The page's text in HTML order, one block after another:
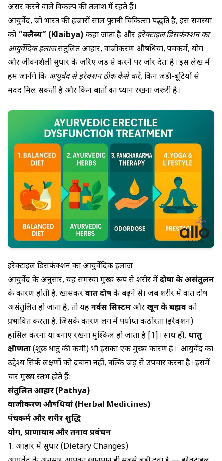
असर करने वाले विकल्प की तलाश में रहते हैं।
आयुर्वेद, जो भारत की हजारों साल पुरानी चिकित्सा पद्धति है, इस समस्या
को “क्लैब्य” (Klaibya) कहा जाता है और इरेक्टाइल डिसफंक्शन का
आयुर्वेदिक इलाजसंतुलित आहार, वाजीकरण औषधियां, पंचकर्म, योग
और जीवनशैली सुधार के जरिए जड़ से करने पर जोर देता है। इस लेख में
हम जानेंगे कि आयुर्वेद से इरेक्शन ठीक कैसे करें, किन जड़ी-बूटियों से
मदद मिल सकती है और किन बातों का ध्यान रखना जरूरी है।
इरेक्टाइल डिसफंक्शन का आयुर्वेदिक इलाज
आयुर्वेद के अनुसार, यह समस्या मुख्य रूप से शरीर मेंदोषों के असंतुलन
के कारण होती है, खासकरवात दोषके बढ़ने से। जब शरीर में वात दोष
असंतुलित हो जाता है, तो यहनर्वस सिस्टम औरखून के बहावको
प्रभावित करता है, जिसके कारण लिंग में पर्याप्त कठोरता (इरेक्शन)
हासिल करना या बनाए रखना मुश्किल हो जाता है [1]। साथ ही, धातु
क्षीणता(शुक्र धातु की कमी) भी इसका एक मुख्य कारण है। आयुर्वेद का
उद्देश्य सिर्फ लक्षणों को दबाना नहीं, बल्कि जड़ से उपचार करना है। इसमें
चार मुख्य स्तंभ होते हैं:
संतुलित आहार (Pathya)
वाजीकरण औषधियां (Herbal Medicines)
पंचकर्म और शरीर शुद्धि
योग, प्राणायाम और तनाव प्रबंधन
1. आहार में सुधार (Dietary Changes)